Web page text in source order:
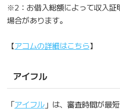
※2：お借入総額によって収入証
場合があります。
【アコムの詳細はこちら】
アイフル
「アイフル」は、審査時間が最